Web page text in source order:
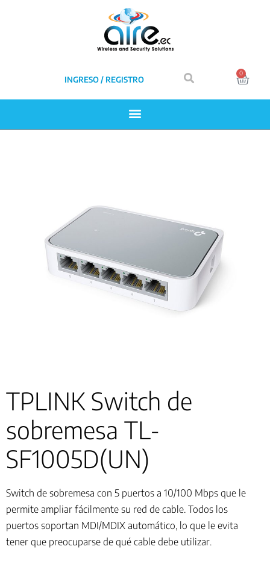
INGRESO / REGISTRO
0
TPLINK Switch de
sobremesa TL-
SF1005D(UN)
Switch de sobremesa con 5 puertos a 10/100 Mbps que le
permite ampliar fácilmente su red de cable. Todos los
puertos soportan MDI/MDIX automático, lo que le evita
tener que preocuparse de qué cable debe utilizar.